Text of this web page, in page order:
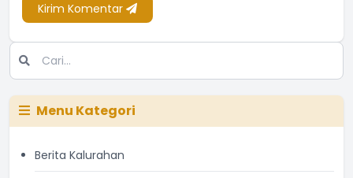
Kirim Komentar
Menu Kategori
Berita Kalurahan